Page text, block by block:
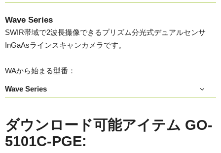
Wave Series
SWIR帯域で2波長撮像できるプリズム分光式デュアルセンサ
InGaAsラインスキャンカメラです。
WAから始まる型番：
Wave Series
ダウンロード可能アイテム GO-
5101C-PGE: